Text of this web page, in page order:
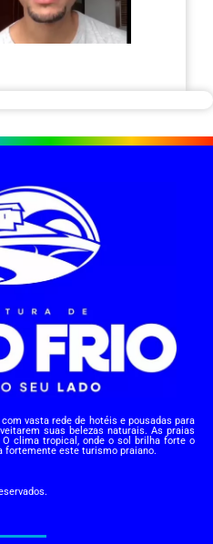
vasta rede de hotéis e pousadas para
suas belezas naturais. As praias
clima tropical, onde o sol brilha forte o
fortemente este turismo praiano.